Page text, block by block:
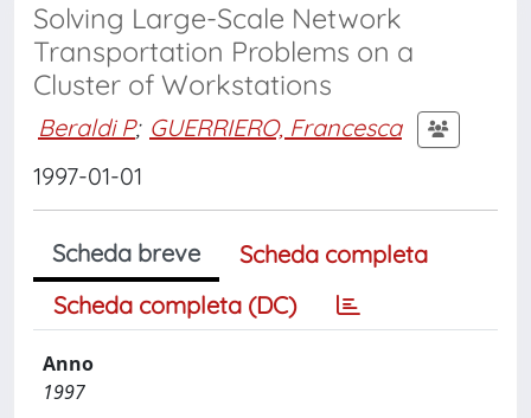
Solving Large-Scale Network
Transportation Problems on a
Cluster of Workstations
Beraldi P; GUERRIERO, Francesca
1997-01-01
Scheda breve
Scheda completa
Scheda completa (DC)
Anno
1997